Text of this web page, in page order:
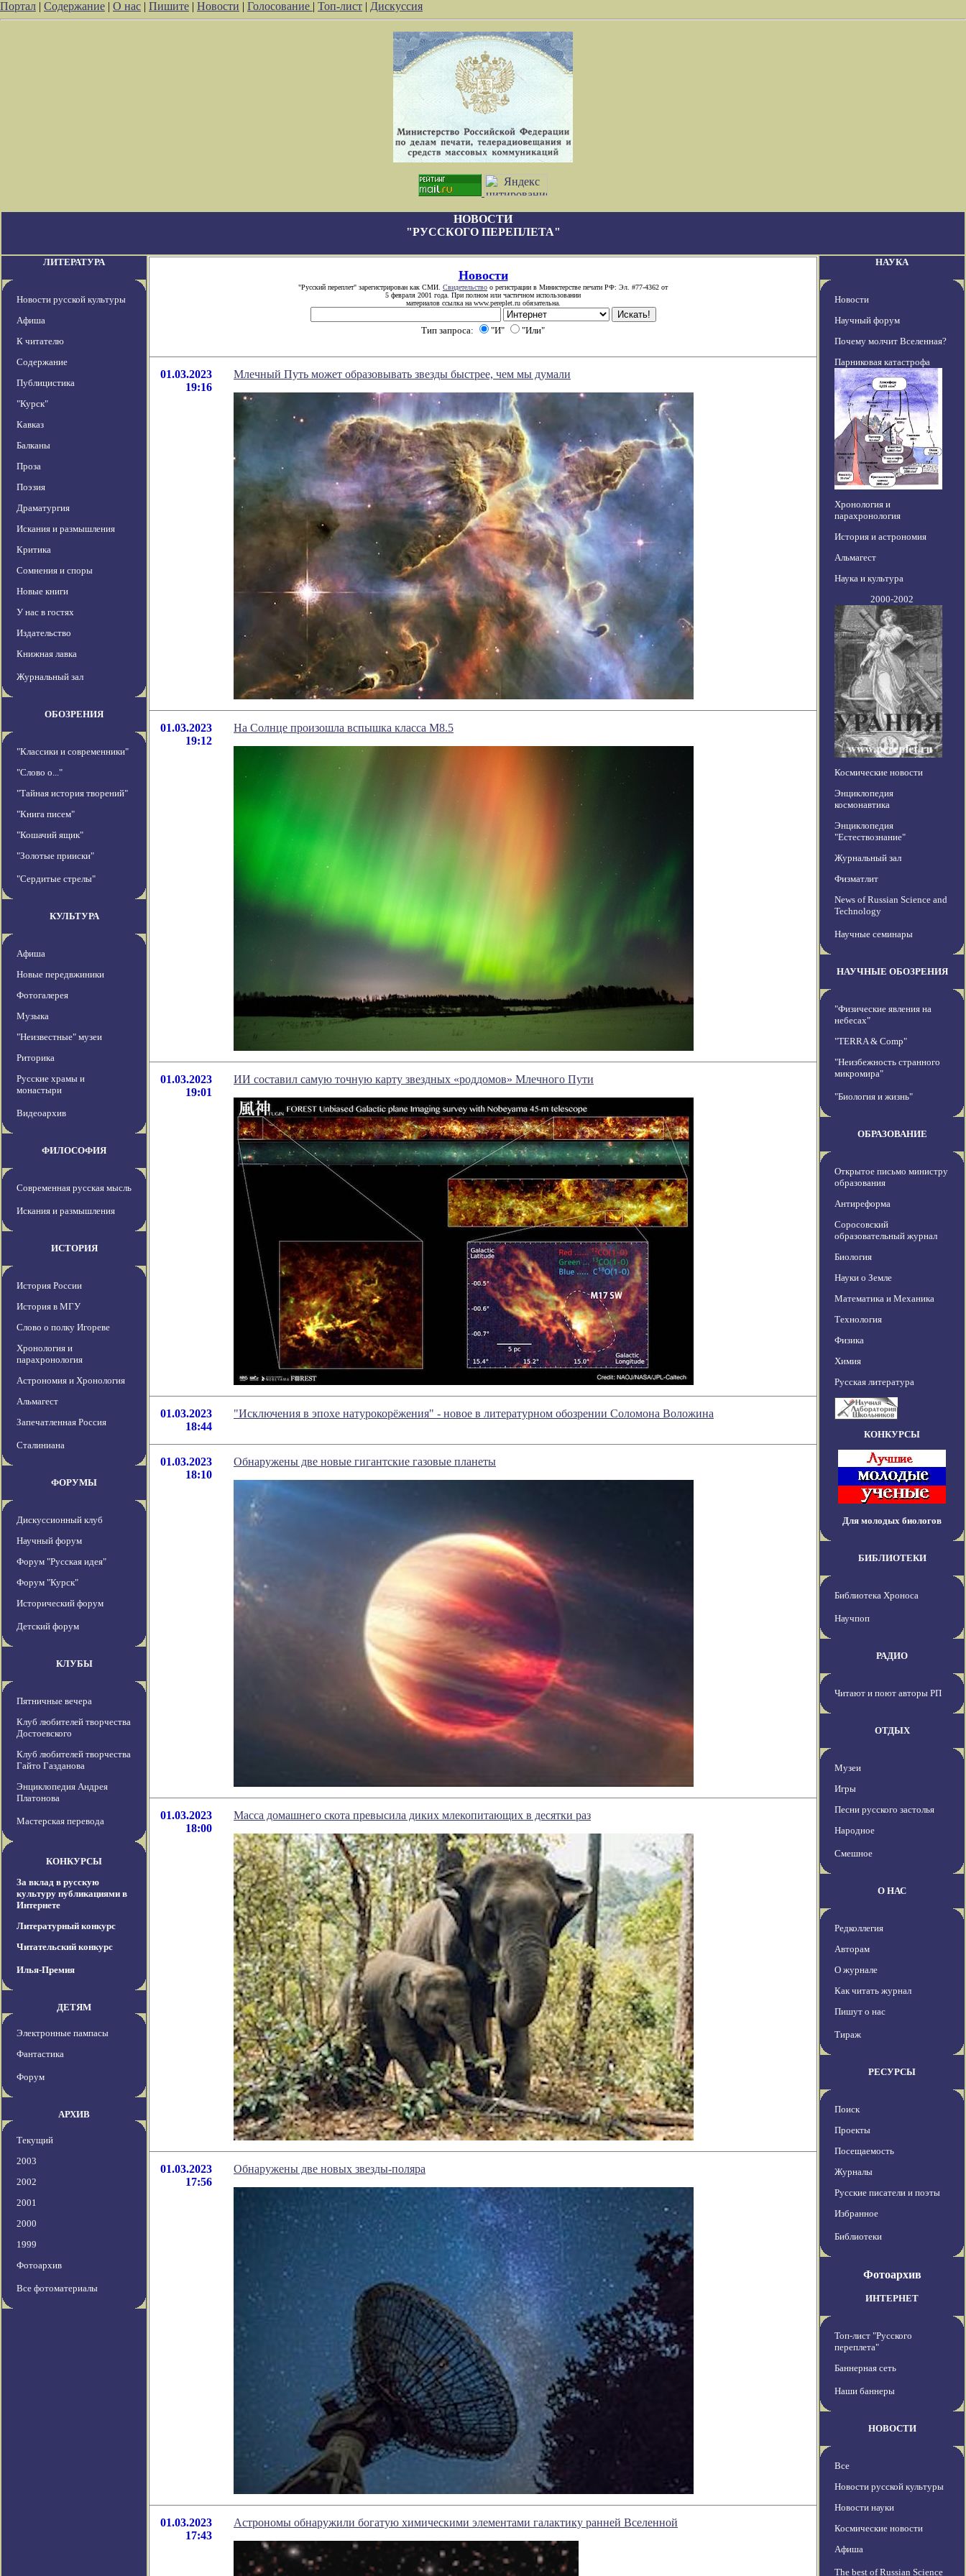
Портал | Содержание | О нас | Пишите | Новости | Голосование | Топ-лист | Дискуссия
НОВОСТИ
"РУССКОГО ПЕРЕПЛЕТА"
ЛИТЕРАТУРА
Новости русской культуры
Афиша
К читателю
Содержание
Публицистика
"Курск"
Кавказ
Балканы
Проза
Поэзия
Драматургия
Искания и размышления
Критика
Сомнения и споры
Новые книги
У нас в гостях
Издательство
Книжная лавка
Журнальный зал
ОБОЗРЕНИЯ
"Классики и современники"
"Слово о..."
"Тайная история творений"
"Книга писем"
"Кошачий ящик"
"Золотые прииски"
"Сердитые стрелы"
КУЛЬТУРА
Афиша
Новые передвжиники
Фотогалерея
Музыка
"Неизвестные" музеи
Риторика
Русские храмы и
монастыри
Видеоархив
ФИЛОСОФИЯ
Современная русская мысль
Искания и размышления
ИСТОРИЯ
История России
История в МГУ
Слово о полку Игореве
Хронология и
парахронология
Астрономия и Хронология
Альмагест
Запечатленная Россия
Сталиниана
ФОРУМЫ
Дискуссионный клуб
Научный форум
Форум "Русская идея"
Форум "Курск"
Исторический форум
Детский форум
КЛУБЫ
Пятничные вечера
Клуб любителей творчества
Достоевского
Клуб любителей творчества
Гайто Газданова
Энциклопедия Андрея
Платонова
Мастерская перевода
КОНКУРСЫ
За вклад в русскую
культуру публикациями в
Интернете
Литературный конкурс
Читательский конкурс
Илья-Премия
ДЕТЯМ
Электронные пампасы
Фантастика
Форум
АРХИВ
Текущий
2003
2002
2001
2000
1999
Фотоархив
Все фотоматериалы
Новости
"Русский переплет" зарегистрирован как СМИ. Свидетельство о регистрации в Министерстве печати РФ: Эл. #77-4362 от
5 февраля 2001 года. При полном или частичном использовании
материалов ссылка на www.pereplet.ru обязательна.
Тип запроса: "И" "Или"
01.03.2023
19:16
Млечный Путь может образовывать звезды быстрее, чем мы думали
01.03.2023
19:12
На Солнце произошла вспышка класса М8.5
01.03.2023
19:01
ИИ составил самую точную карту звездных «роддомов» Млечного Пути
01.03.2023
18:44
"Исключения в эпохе натурокорёжения" - новое в литературном обозрении Соломона Воложина
01.03.2023
18:10
Обнаружены две новые гигантские газовые планеты
01.03.2023
18:00
Масса домашнего скота превысила диких млекопитающих в десятки раз
01.03.2023
17:56
Обнаружены две новых звезды-поляра
01.03.2023
17:43
Астрономы обнаружили богатую химическими элементами галактику ранней Вселенной
НАУКА
Новости
Научный форум
Почему молчит Вселенная?
Парниковая катастрофа
Хронология и
парахронология
История и астрономия
Альмагест
Наука и культура
2000-2002
Космические новости
Энциклопедия
космонавтика
Энциклопедия
"Естествознание"
Журнальный зал
Физматлит
News of Russian Science and
Technology
Научные семинары
НАУЧНЫЕ ОБОЗРЕНИЯ
"Физические явления на
небесах"
"TERRA & Comp"
"Неизбежность странного
микромира"
"Биология и жизнь"
ОБРАЗОВАНИЕ
Открытое письмо министру
образования
Антиреформа
Соросовский
образовательный журнал
Биология
Науки о Земле
Математика и Механика
Технология
Физика
Химия
Русская литература
КОНКУРСЫ
Для молодых биологов
БИБЛИОТЕКИ
Библиотека Хроноса
Научпоп
РАДИО
Читают и поют авторы РП
ОТДЫХ
Музеи
Игры
Песни русского застолья
Народное
Смешное
О НАС
Редколлегия
Авторам
О журнале
Как читать журнал
Пишут о нас
Тираж
РЕСУРСЫ
Поиск
Проекты
Посещаемость
Журналы
Русские писатели и поэты
Избранное
Библиотеки
Фотоархив
ИНТЕРНЕТ
Топ-лист "Русского
переплета"
Баннерная сеть
Наши баннеры
НОВОСТИ
Все
Новости русской культуры
Новости науки
Космические новости
Афиша
The best of Russian Science